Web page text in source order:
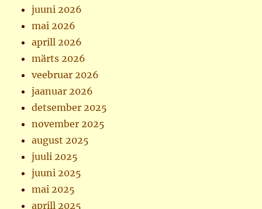
juuni 2026
mai 2026
aprill 2026
märts 2026
veebruar 2026
jaanuar 2026
detsember 2025
november 2025
august 2025
juuli 2025
juuni 2025
mai 2025
aprill 2025